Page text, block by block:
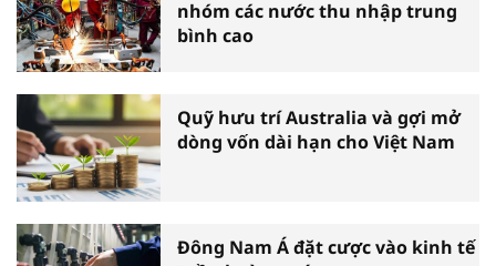
nhóm các nước thu nhập trung
bình cao
Quỹ hưu trí Australia và gợi mở
dòng vốn dài hạn cho Việt Nam
Đông Nam Á đặt cược vào kinh tế